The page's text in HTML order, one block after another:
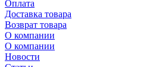
Оплата
Доставка товара
Возврат товара
О компании
О компании
Новости